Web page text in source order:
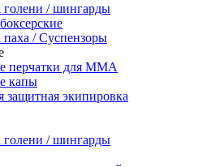
голени / шингарды
паха / Суспензоры
перчатки для ММА
капы
защитная экипировка
голени / шингарды